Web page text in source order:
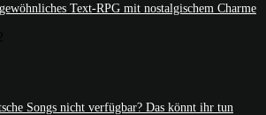
Text-RPG mit nostalgischem Charme
Songs nicht verfügbar? Das könnt ihr tun